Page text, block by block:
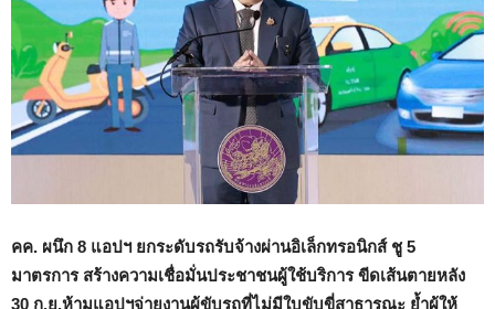
คค. ผนึก 8 แอปฯ ยกระดับรถรับจ้างผ่านอิเล็กทรอนิกส์ ชู5
มาตรการ สร้างความเชื่อมั่นประชาชนผู้ใช้บริการ ขีดเส้นตายหลัง
30 ก.ย.ห้ามแอปฯจ่ายงานผู้ขับรถที่ไม่มีใบขับขี่สาธารณะ ย้ำผู้ให้